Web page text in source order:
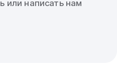
или написать нам